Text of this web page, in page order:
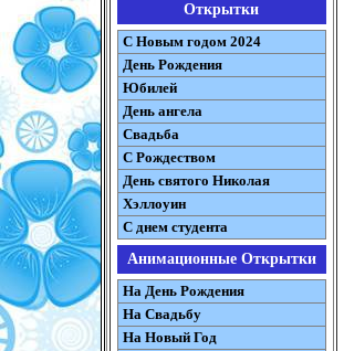
Открытки
С Новым годом 2024
День Рождения
Юбилей
День ангела
Свадьба
С Рождеством
День святого Николая
Хэллоуин
С днем студента
Анимационные Открытки
На День Рождения
На Свадьбу
На Новый Год